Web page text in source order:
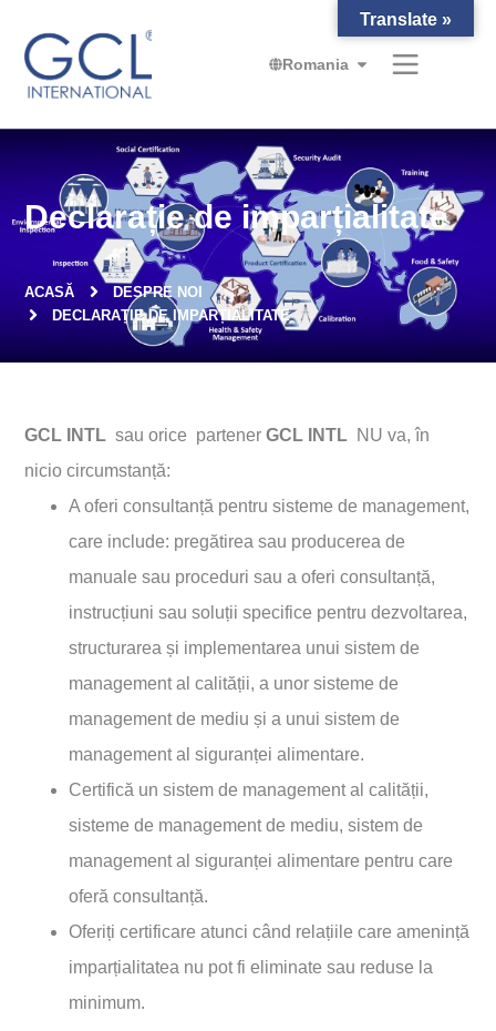
Romania
Declarație de imparțialitate
ACASĂ
DESPRE NOI
DECLARAȚIE DE IMPARȚIALITATE
GCL INTL sau orice partenerGCL INTL NU va, în
nicio circumstanță:
A oferi consultanță pentru sisteme de management,
care include: pregătirea sau producerea de
manuale sau proceduri sau a oferi consultanță,
instrucțiuni sau soluții specifice pentru dezvoltarea,
structurarea și implementarea unui sistem de
management al calității, a unor sisteme de
management de mediu și a unui sistem de
management al siguranței alimentare.
Certifică un sistem de management al calității,
sisteme de management de mediu, sistem de
management al siguranței alimentare pentru care
oferă consultanță.
Oferiți certificare atunci când relațiile care amenință
imparțialitatea nu pot fi eliminate sau reduse la
minimum.
Translate »